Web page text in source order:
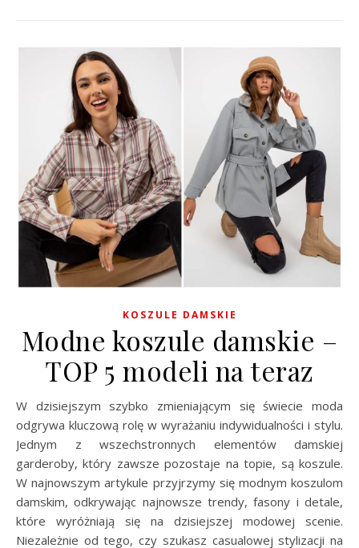
KOSZULE DAMSKIE
Modne koszule damskie –
TOP 5 modeli na teraz
W dzisiejszym szybko zmieniającym się świecie moda
odgrywa kluczową rolę w wyrażaniu indywidualności i stylu.
Jednym z wszechstronnych elementów damskiej
garderoby, który zawsze pozostaje na topie, są koszule.
W najnowszym artykule przyjrzymy się modnym koszulom
damskim, odkrywając najnowsze trendy, fasony i detale,
które wyróżniają się na dzisiejszej modowej scenie.
Niezależnie od tego, czy szukasz casualowej stylizacji na